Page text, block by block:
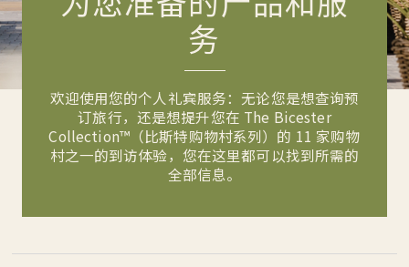
务
欢迎使用您的个人礼宾服务：无论您是想查询预
订旅行，还是想提升您在 The Bicester
Collection™（比斯特购物村系列）的 11 家购物
村之一的到访体验，您在这里都可以找到所需的
全部信息。